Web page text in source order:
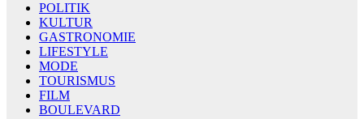
POLITIK
KULTUR
GASTRONOMIE
LIFESTYLE
MODE
TOURISMUS
FILM
BOULEVARD